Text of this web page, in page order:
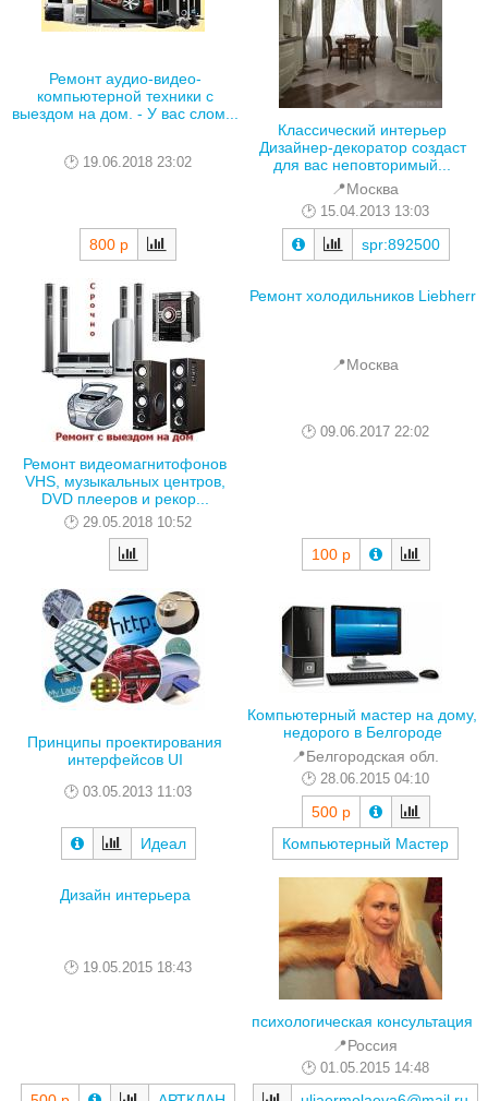
Ремонт аудио-видео-
компьютерной техники с
выездом на дом. - У вас слом...
19.06.2018 23:02
800 р
Классический интерьер
Дизайнер-декоратор создаст
для вас неповторимый...
📍Москва
15.04.2013 13:03
spr:892500
Ремонт видеомагнитофонов
VHS, музыкальных центров,
DVD плееров и рекор...
29.05.2018 10:52
Ремонт холодильников Liebherr
📍Москва
09.06.2017 22:02
100 р
Принципы проектирования
интерфейсов UI
03.05.2013 11:03
Идеал
Компьютерный мастер на дому,
недорого в Белгороде
📍Белгородская обл.
28.06.2015 04:10
500 р
Компьютерный Мастер
Дизайн интерьера
19.05.2015 18:43
психологическая консультация
📍Россия
01.05.2015 14:48